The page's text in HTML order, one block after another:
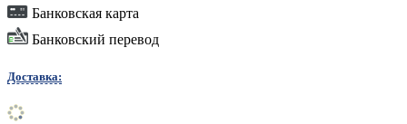
Банковская карта
Банковский перевод
Доставка: